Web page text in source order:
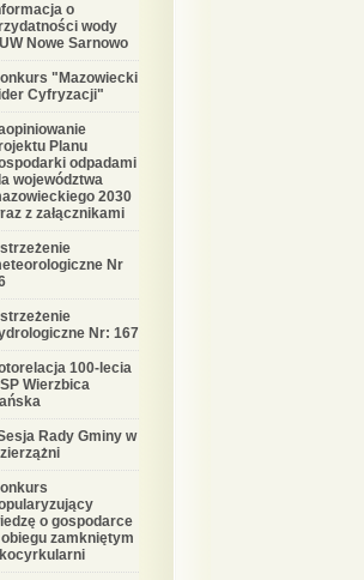
o
wody
Nowe Sarnowo
"Mazowiecki
Cyfryzacji"
Planu
odpadami
województwa
2030
z załącznikami
Nr
Nr: 167
100-lecia
Wierzbica
Sesja Rady Gminy w
o gospodarce
zamkniętym